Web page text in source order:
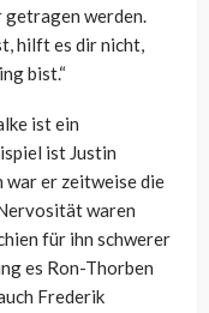
getragen werden.
hilft es dir nicht,
bist.“
ist ein
ist Justin
war er zeitweise die
waren
für ihn schwerer
es Ron-Thorben
Frederik